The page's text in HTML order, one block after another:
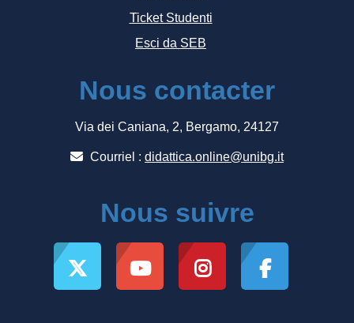
Ticket Studenti
Esci da SEB
Nous contacter
Via dei Caniana, 2, Bergamo, 24127
Courriel : didattica.online@unibg.it
Nous suivre